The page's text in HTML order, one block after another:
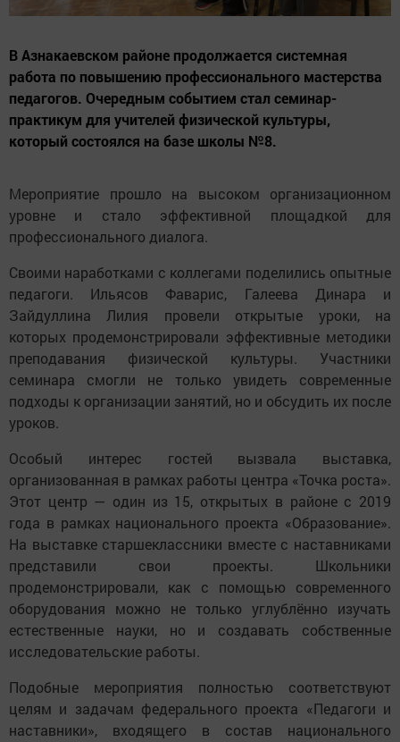
В Азнакаевском районе продолжается системная
работа по повышению профессионального мастерства
педагогов. Очередным событием стал семинар-
практикум для учителей физической культуры,
который состоялся на базе школы №8.
Мероприятие прошло на высоком организационном
уровне и стало эффективной площадкой для
профессионального диалога.
Своими наработками с коллегами поделились опытные
педагоги. Ильясов Фаварис, Галеева Динара и
Зайдуллина Лилия провели открытые уроки, на
которых продемонстрировали эффективные методики
преподавания физической культуры. Участники
семинара смогли не только увидеть современные
подходы к организации занятий, но и обсудить их после
уроков.
Особый интерес гостей вызвала выставка,
организованная в рамках работы центра «Точка роста».
Этот центр — один из 15, открытых в районе с 2019
года в рамках национального проекта «Образование».
На выставке старшеклассники вместе с наставниками
представили свои проекты. Школьники
продемонстрировали, как с помощью современного
оборудования можно не только углублённо изучать
естественные науки, но и создавать собственные
исследовательские работы.
Подобные мероприятия полностью соответствуют
целям и задачам федерального проекта «Педагоги и
наставники», входящего в состав национального